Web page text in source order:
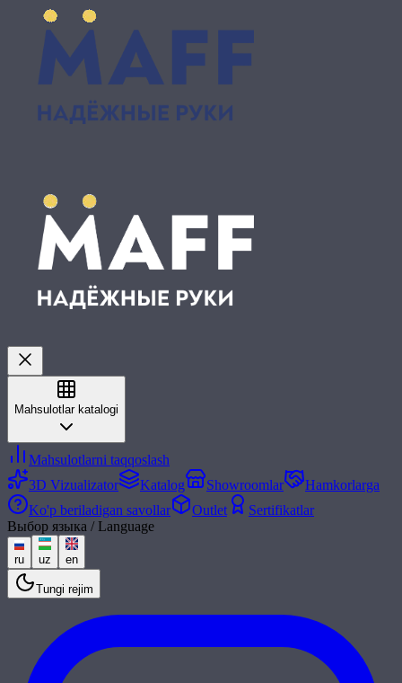
Mahsulotlar katalogi
Mahsulotlarni taqqoslash
3D Vizualizator
Katalog Showroomlar
Hamkorlarga
Ko'p beriladigan savollar
Outlet
Sertifikatlar
Выбор языка / Language
ru uz en
Tungi rejim